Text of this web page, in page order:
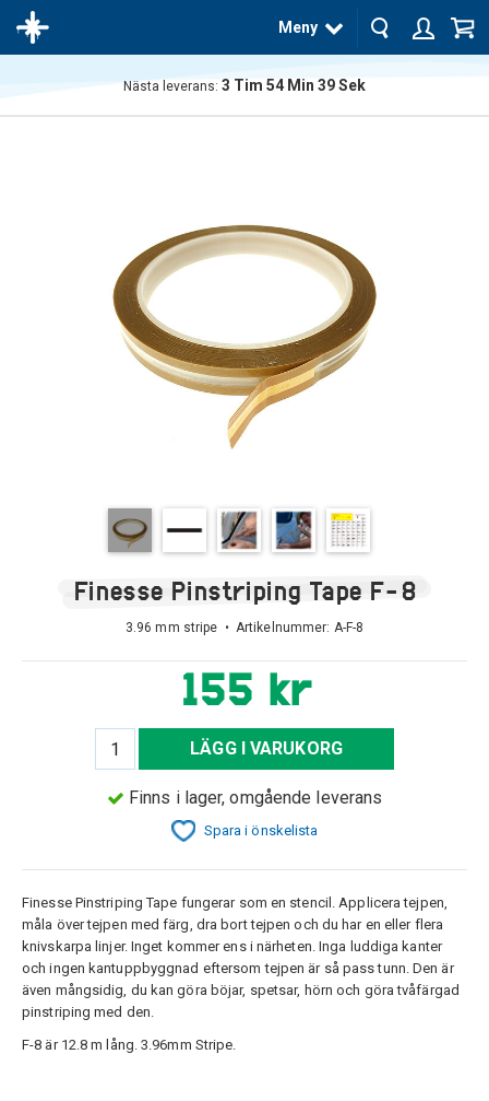
Meny
Nästa leverans: 3 Tim 54 Min 39Sek
Finesse Pinstriping Tape F-8
3.96 mm stripe • Artikelnummer: A-F-8
155 kr
LÄGG I VARUKORG
Finns i lager, omgående leverans
Spara i önskelista
Finesse Pinstriping Tape fungerar som en stencil. Applicera tejpen,
måla över tejpen med färg, dra bort tejpen och du har en eller flera
knivskarpa linjer. Inget kommer ens i närheten. Inga luddiga kanter
och ingen kantuppbyggnad eftersom tejpen är så pass tunn. Den är
även mångsidig, du kan göra böjar, spetsar, hörn och göra tvåfärgad
pinstriping med den.
F-8 är 12.8 m lång. 3.96mm Stripe.